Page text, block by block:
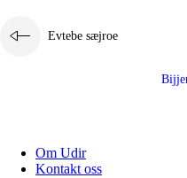
Evtebe sæjroe
Om Udir
Kontakt oss